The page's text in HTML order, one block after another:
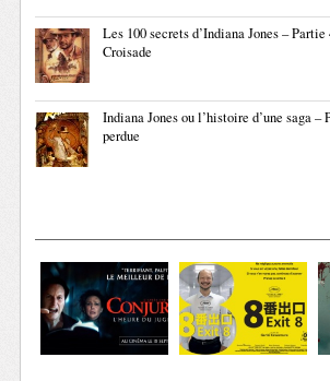
Les 100 secrets d’Indiana Jones –
Croisade
Indiana Jones ou l’histoire d’une saga –
perdue